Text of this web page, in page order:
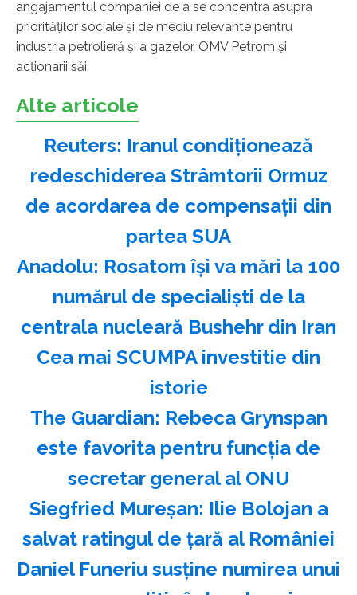
angajamentul companiei de a se concentra asupra
priorităților sociale și de mediu relevante pentru
industria petrolieră și a gazelor, OMV Petrom și
acționarii săi.
Alte articole
Reuters: Iranul condiţionează
redeschiderea Strâmtorii Ormuz
de acordarea de compensaţii din
partea SUA
Anadolu: Rosatom îşi va mări la 100
numărul de specialişti de la
centrala nucleară Bushehr din Iran
Cea mai SCUMPA investitie din
istorie
The Guardian: Rebeca Grynspan
este favorita pentru funcţia de
secretar general al ONU
Siegfried Mureşan: Ilie Bolojan a
salvat ratingul de ţară al României
Daniel Funeriu susţine numirea unui